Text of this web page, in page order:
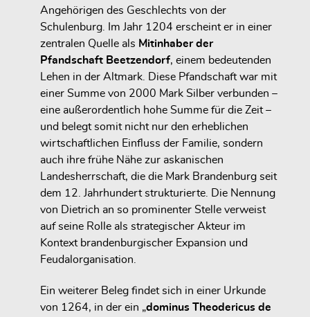
Angehörigen des Geschlechts von der
Schulenburg. Im Jahr 1204 erscheint er in einer
zentralen Quelle als Mitinhaber der
Pfandschaft Beetzendorf, einem bedeutenden
Lehen in der Altmark. Diese Pfandschaft war mit
einer Summe von 2000 Mark Silber verbunden –
eine außerordentlich hohe Summe für die Zeit –
und belegt somit nicht nur den erheblichen
wirtschaftlichen Einfluss der Familie, sondern
auch ihre frühe Nähe zur askanischen
Landesherrschaft, die die Mark Brandenburg seit
dem 12. Jahrhundert strukturierte. Die Nennung
von Dietrich an so prominenter Stelle verweist
auf seine Rolle als strategischer Akteur im
Kontext brandenburgischer Expansion und
Feudalorganisation
Ein weiterer Beleg findet sich in einer Urkunde
von 1264, in der ein „dominus Theodericus de